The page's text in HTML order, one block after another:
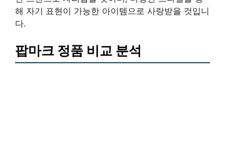
해 자기 표현이 가능한 아이템으로 사랑받을 것입니
다.
팝마크 정품 비교 분석